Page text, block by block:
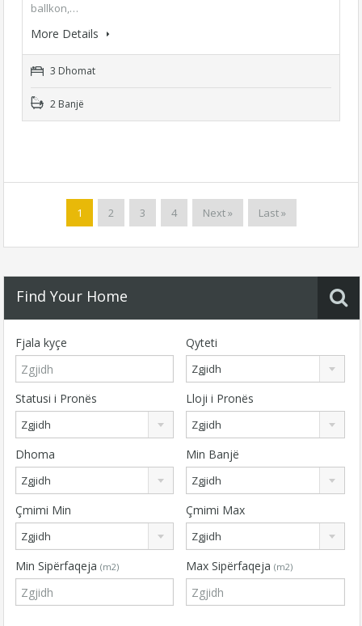
ballkon,…
More Details
3 Dhomat
2 Banjë
1 2 3 4 Next » Last »
Find Your Home
Fjala kyçe Qyteti
Zgjidh
Statusi i Pronës
Zgjidh
Lloji i Pronës
Zgjidh
Dhoma
Zgjidh
Min Banjë
Zgjidh
Çmimi Min
Zgjidh
Çmimi Max
Zgjidh
Min Sipërfaqeja (m2) Max Sipërfaqeja(m2)